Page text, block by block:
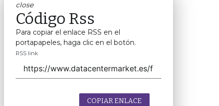
close
Código Rss
Para copiar el enlace RSS en el
portapapeles, haga clic en el botón.
RSS link
COPIAR ENLACE